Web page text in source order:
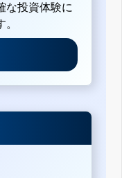
な投資体験に